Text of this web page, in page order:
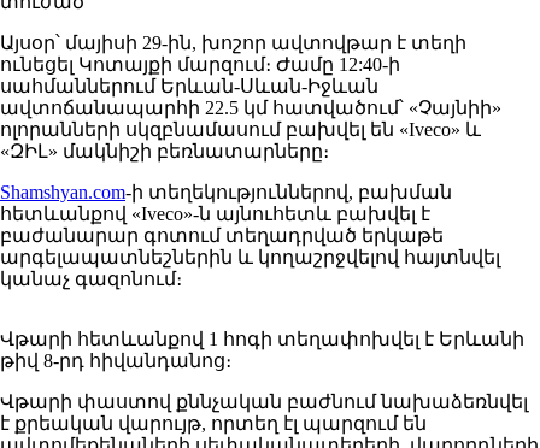
Այսօր՝ մայիսի 29-ին, խոշոր ավտովթար է տեղի
ունեցել Կոտայքի մարզում։ Ժամը 12:40-ի
սահմաններում Երևան-Սևան-Իջևան
ավտոճանապարհի 22.5 կմ հատվածում՝ «Չայնիի»
ոլորանների սկզբնամասում բախվել են «Iveco» և
«ԶԻԼ» մակնիշի բեռնատարները։
Shamshyan.com-ի տեղեկություններով, բախման
հետևանքով «Iveco»-ն այնուհետև բախվել է
բաժանարար գոտում տեղադրված երկաթե
արգելապատնեշներին և կողաշրջվելով հայտնվել
կանաչ գազոնում։
Վթարի հետևանքով 1 հոգի տեղափոխվել է Երևանի
թիվ 8-րդ հիվանդանոց։
Վթարի փաստով քննչական բաժնում նախաձեռնվել
է քրեական վարույթ, որտեղ էլ պարզում են